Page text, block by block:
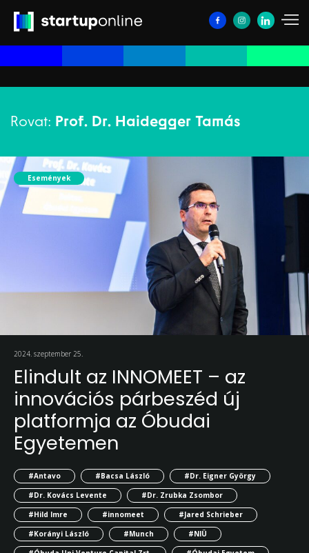
Rovat: Prof. Dr. Haidegger Tamás
Események
2024. szeptember 25.
Elindult az INNOMEET – az
innovációs párbeszéd új
platformja az Óbudai
Egyetemen
#Antavo #Bacsa László
#Dr. Eigner György
#Dr. Kovács Levente
#Dr. Zrubka Zsombor
#Hild Imre
#innomeet
#Jared Schrieber
#Korányi László
#Munch
#NIÜ